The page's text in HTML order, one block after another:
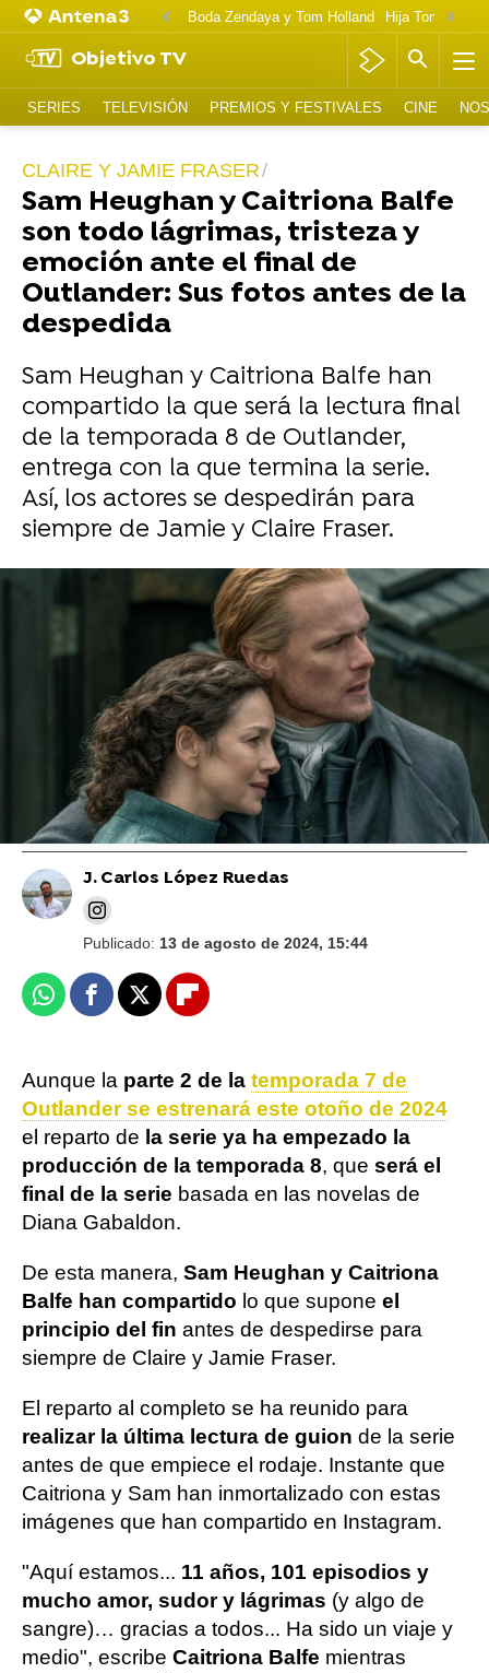
Boda Zendaya y Tom Holland Hija Tom
Objetivo TV
SERIES TELEVISIÓN PREMIOS Y FESTIVALES CINE
CLAIRE Y JAMIE FRASER
Sam Heughan y Caitriona Balfe
son todo lágrimas, tristeza y
emoción ante el final de
Outlander: Sus fotos antes de la
despedida
Sam Heughan y Caitriona Balfe han
compartido la que será la lectura final
de la temporada 8 de Outlander,
entrega con la que termina la serie.
Así, los actores se despedirán para
siempre de Jamie y Claire Fraser.
Vídeo: Starz I Foto: Starz
La nueva serie sobre Outlander, Blood of
My Blood, descubrirá el lado más
desconocido de Claire: Estos son sus
protagonistas
J. Carlos López Ruedas
Publicado: 13 de agosto de 2024, 15:44
WhatsappFacebook
X Flipboard
Aunque la parte 2 de la temporada 7 de
Outlander se estrenará este otoño de 2024
el reparto de la serie ya ha empezado la
producción de la temporada 8, que será el
final de la serie basada en las novelas de
Diana Gabaldon.
De esta manera, Sam Heughan y Caitriona
Balfe han compartido lo que supone el
principio del fin antes de despedirse para
siempre de Claire y Jamie Fraser.
El reparto al completo se ha reunido para
realizar la última lectura de guion de la serie
antes de que empiece el rodaje. Instante que
Caitriona y Sam han inmortalizado con estas
imágenes que han compartido en Instagram.
"Aquí estamos... 11 años, 101 episodios y
mucho amor, sudor y lágrimas (y algo de
sangre)… gracias a todos... Ha sido un viaje y
medio", escribe Caitriona Balfe mientras